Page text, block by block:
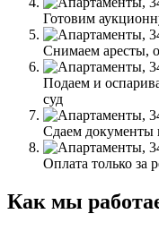
Готовим
Снимаем аресты,
Подаем и
суд
Сдаем документы
Оплата только за
Как мы